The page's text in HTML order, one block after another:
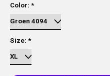
Color: *
Size: *